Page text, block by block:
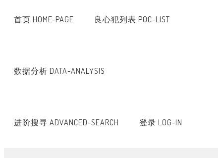
首页 HOME-PAGE 良心犯列表 POC-LIST
数据分析 DATA-ANALYSIS
进阶搜寻 ADVANCED-SEARCH 登录 LOG-IN